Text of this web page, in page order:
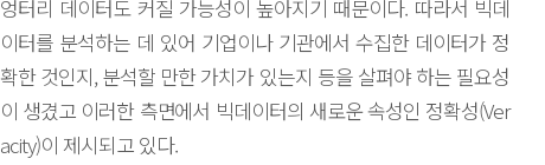
엉터리 데이터도 커질 가능성이 높아지기 때문이다. 따라서 빅데
이터를 분석하는 데 있어 기업이나 기관에서 수집한 데이터가 정
확한 것인지, 분석할 만한 가치가 있는지 등을 살펴야 하는 필요성
이 생겼고 이러한 측면에서 빅데이터의 새로운 속성인 정확성(Ver
acity)이 제시되고 있다.